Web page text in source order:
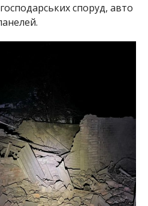
споруд, авто